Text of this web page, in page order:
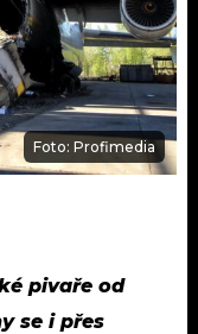
Foto: Profimedia
pivaře od
se i přes